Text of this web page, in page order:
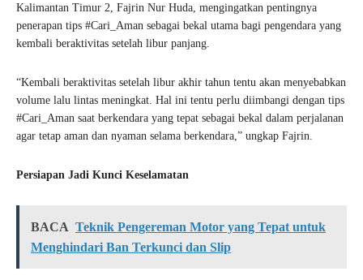
Kalimantan Timur 2, Fajrin Nur Huda, mengingatkan pentingnya
penerapan tips #Cari_Aman sebagai bekal utama bagi pengendara yang
kembali beraktivitas setelah libur panjang.
“Kembali beraktivitas setelah libur akhir tahun tentu akan menyebabkan
volume lalu lintas meningkat. Hal ini tentu perlu diimbangi dengan tips
#Cari_Aman saat berkendara yang tepat sebagai bekal dalam perjalanan
agar tetap aman dan nyaman selama berkendara,” ungkap Fajrin.
Persiapan Jadi Kunci Keselamatan
BACA Teknik Pengereman Motor yang Tepat untuk
Menghindari Ban Terkunci dan Slip